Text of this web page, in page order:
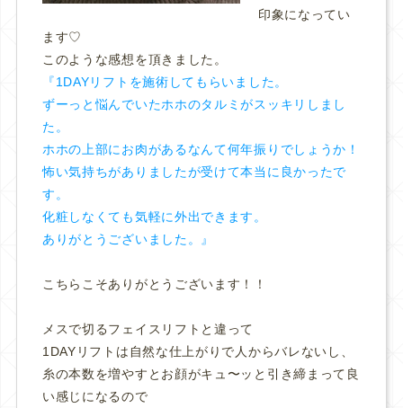
印象になってい
ます♡
このような感想を頂きました。
『1DAYリフトを施術してもらいました。
ずーっと悩んでいたホホのタルミがスッキリしまし
た。
ホホの上部にお肉があるなんて何年振りでしょうか！
怖い気持ちがありましたが受けて本当に良かったで
す。
化粧しなくても気軽に外出できます。
ありがとうございました。』
こちらこそありがとうございます！！
メスで切るフェイスリフトと違って
1DAYリフトは自然な仕上がりで人からバレないし、
糸の本数を増やすとお顔がキュ〜ッと引き締まって良
い感じになるので